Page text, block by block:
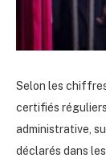
Selon les
certifiés
administrative,
déclarés dans